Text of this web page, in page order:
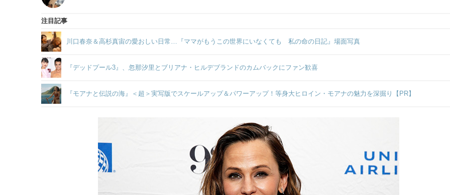
注目記事
川口春奈＆高杉真宙の愛おしい日常…『ママがもうこの世界にいなくても 私の命の日記』場面写真
『デッドプール3』、忽那汐里とブリアナ・ヒルデブランドのカムバックにファン歓喜
『モアナと伝説の海』＜超＞実写版でスケールアップ＆パワーアップ！等身大ヒロイン・モアナの魅力を深掘り【PR】